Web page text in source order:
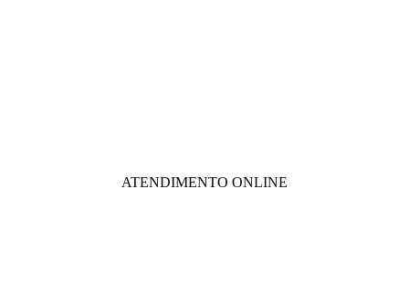
ATENDIMENTO ONLINE